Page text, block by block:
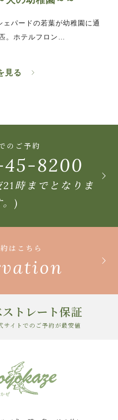
パードの若葉が幼稚園に通
。ホテルフロン…
見る
のご予約
45-8200
時までとなりま
。)
はこちら
トレート保証
サイトでのご予約が最安値